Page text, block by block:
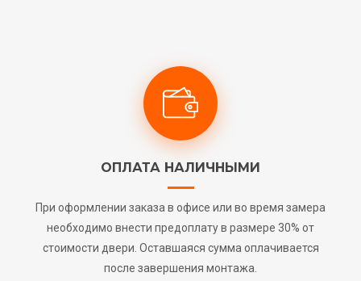
ОПЛАТА НАЛИЧНЫМИ
При оформлении заказа в офисе или во время замера
необходимо внести предоплату в размере 30% от
стоимости двери. Оставшаяся сумма оплачивается
после завершения монтажа.